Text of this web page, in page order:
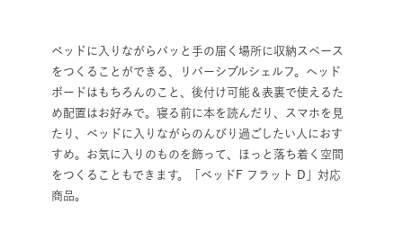
ベッドに入りながらパッと手の届く場所に収納スペース
をつくることができる、リバーシブルシェルフ。ヘッド
ボードはもちろんのこと、後付け可能＆表裏で使えるた
め配置はお好みで。寝る前に本を読んだり、スマホを見
たり、ベッドに入りながらのんびり過ごしたい人におす
すめ。お気に入りのものを飾って、ほっと落ち着く空間
をつくることもできます。「ベッドF フラット D」対応
商品。